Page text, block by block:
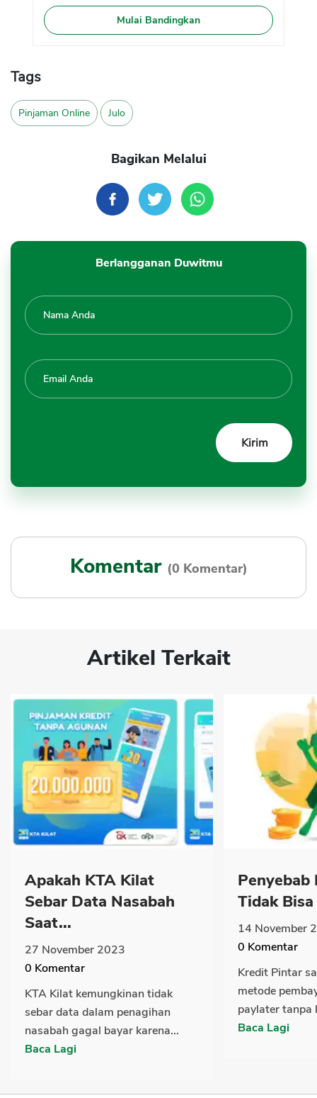
Mulai Bandingkan
Tags
Pinjaman Online Julo
Bagikan Melalui
Berlangganan Duwitmu
Komentar (0 Komentar)
Artikel Terkait
Apakah KTA Kilat
Sebar Data Nasabah
Saat...
27 November 2023
0 Komentar
KTA Kilat kemungkinan tidak
sebar data dalam penagihan
nasabah gagal bayar karena...
Baca Lagi
Tidak
14 November
0 Komentar
Kredit Pintar
metode
paylater tanpa
Baca Lagi